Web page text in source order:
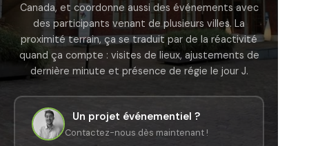
Canada, et coordonne aussi des événements avec
des participants venant de plusieurs villes. La
proximité terrain, ça se traduit par de la réactivité
quand ça compte : visites de lieux, ajustements de
dernière minute et présence de régie le jour J.
Un projet événementiel ?
Contactez-nous dès maintenant !